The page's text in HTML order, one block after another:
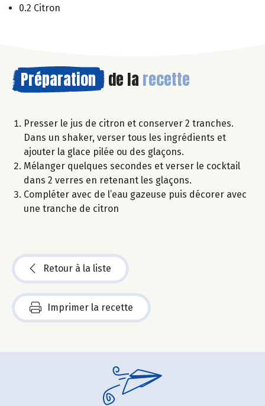
0.2 Citron
Préparation de la recette
Presser le jus de citron et conserver 2 tranches.
Dans un shaker, verser tous les ingrédients et
ajouter la glace pilée ou des glaçons.
Mélanger quelques secondes et verser le cocktail
dans 2 verres en retenant les glaçons.
Compléter avec de l’eau gazeuse puis décorer avec
une tranche de citron
Retour à la liste
Imprimer la recette